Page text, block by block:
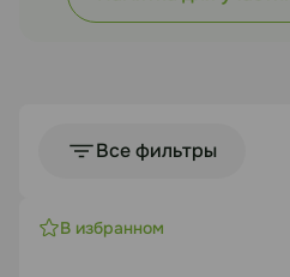
Все фильтры
В избранном